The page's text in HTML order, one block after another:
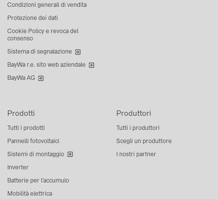
Prodotti
Tutti i prodotti
Pannelli fotovoltaici
Sistemi di montaggio
Inverter
Batterie per l’accumulo
Mobilità elettrica
Produttori
Tutti i produttori
Scegli un produttore
I nostri partner
Condizioni generali di vendita
Protezione dei dati
Cookie Policy e revoca del
consenso
Sistema di segnalazione
BayWa r.e. sito web aziendale
BayWa AG